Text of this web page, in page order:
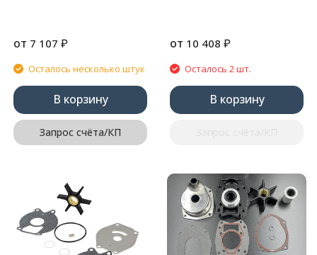
от 7 107 ₽
Осталось несколько штук
В корзину
Запрос счёта/КП
от 10 408 ₽
Осталось 2 шт.
В корзину